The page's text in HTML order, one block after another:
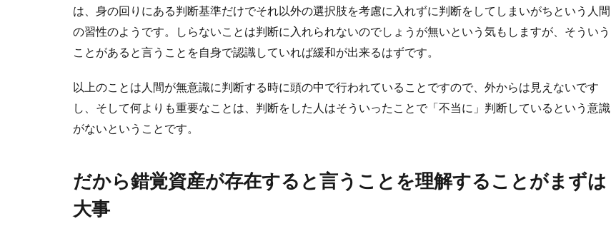
は、身の回りにある判断基準だけでそれ以外の選択肢を考慮に入れずに判断をしてしまいがちという人間
の習性のようです。しらないことは判断に入れられないのでしょうが無いという気もしますが、そういう
ことがあると言うことを自身で認識していれば緩和が出来るはずです。
以上のことは人間が無意識に判断する時に頭の中で行われていることですので、外からは見えないです
し、そして何よりも重要なことは、判断をした人はそういったことで「不当に」判断しているという意識
がないということです。
だから錯覚資産が存在すると言うことを理解することがまずは
大事